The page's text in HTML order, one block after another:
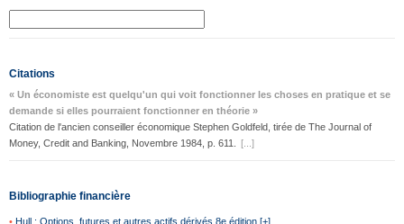
Citations
« Un économiste est quelqu'un qui voit fonctionner les choses en pratique et se
demande si elles pourraient fonctionner en théorie »
Citation de l'ancien conseiller économique Stephen Goldfeld, tirée de The Journal of
Money, Credit and Banking, Novembre 1984, p. 611.
[...]
Bibliographie financière
• Hull : Options, futures et autres actifs dérivés 8e édition [+]